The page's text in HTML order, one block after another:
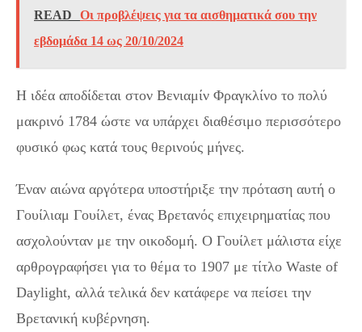
READ
Οι προβλέψεις για τα αισθηματικά σου την
εβδομάδα 14 ως 20/10/2024
Η ιδέα αποδίδεται στον Βενιαμίν Φραγκλίνο το πολύ
μακρινό 1784 ώστε να υπάρχει διαθέσιμο περισσότερο
φυσικό φως κατά τους θερινούς μήνες.
Έναν αιώνα αργότερα υποστήριξε την πρόταση αυτή ο
Γουίλιαμ Γουίλετ, ένας Βρετανός επιχειρηματίας που
ασχολούνταν με την οικοδομή. Ο Γουίλετ μάλιστα είχε
αρθρογραφήσει για το θέμα το 1907 με τίτλο Waste of
Daylight, αλλά τελικά δεν κατάφερε να πείσει την
Βρετανική κυβέρνηση.